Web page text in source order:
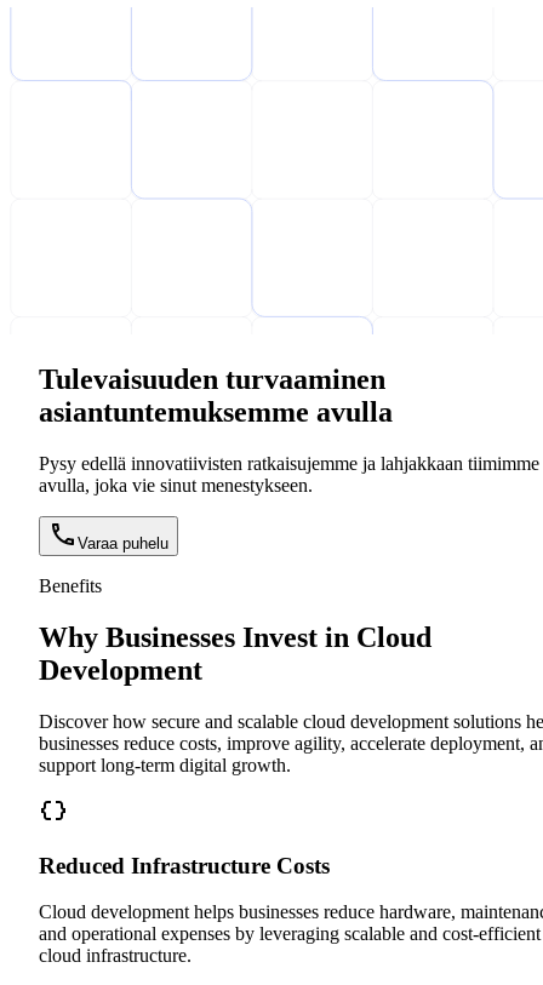
Tulevaisuuden turvaaminen
asiantuntemuksemme avulla
Pysy edellä innovatiivisten ratkaisujemme ja lahjakkaan tiimimme
avulla, joka vie sinut menestykseen.
Varaa puhelu
Benefits
Why Businesses Invest in Cloud
Development
Discover how secure and scalable cloud development solutions
businesses reduce costs, improve agility, accelerate deployment,
support long-term digital growth.
Reduced Infrastructure Costs
Cloud development helps businesses reduce hardware,
and operational expenses by leveraging scalable and cost-efficient
cloud infrastructure.